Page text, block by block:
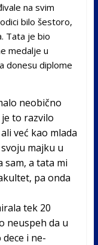
na svim
bilo šestoro,
Ta­ta je bio
medalje u
donesu diplome
neobično
to razvilo
već kao mlada
majku u
sam, a tata mi
pa onda
tek 20
neuspeh da u
dece i ne­